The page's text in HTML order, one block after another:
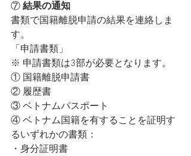
⑦ 結果の通知
書類で国籍離脱申請の結果を連絡しま
す。
「申請書類」
※ 申請書類は3部が必要となります。
① 国籍離脱申請書
② 履歴書
③ ベトナムパスポート
④ ベトナム国籍を有することを証明す
るいずれかの書類：
・身分証明書